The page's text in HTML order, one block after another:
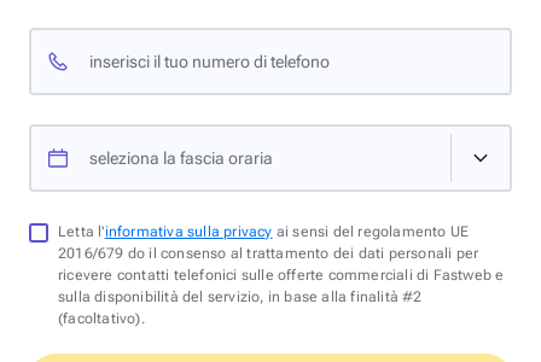
inserisci il tuo numero di telefono
seleziona la fascia oraria
Letta l'informativa sulla privacy ai sensi del regolamento UE
2016/679 do il consenso al trattamento dei dati personali per
ricevere contatti telefonici sulle offerte commerciali di Fastweb e
sulla disponibilità del servizio, in base alla finalità #2
(facoltativo).